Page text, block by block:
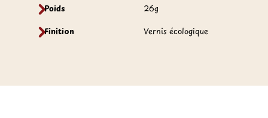
Poids
26g
Finition
Vernis écologique